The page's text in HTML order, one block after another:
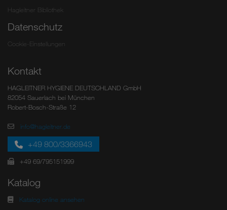
Hagleitner Bibliothek
Datenschutz
Cookie-Einstellungen
Kontakt
HAGLEITNER HYGIENE DEUTSCHLAND GmbH
82054 Sauerlach bei München
Robert-Bosch-Straße 12
info@hagleitner.de
+49 800/3366943
+49 69/795151999
Katalog
Katalog online ansehen